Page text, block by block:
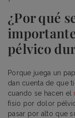
¿Por qué
pélvico
Porque juega un
dan cuenta de que
cuando se hacen el
fisio por dolor
pasar por alto que